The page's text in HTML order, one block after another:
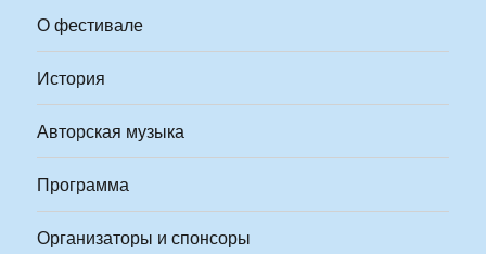
О фестивале
История
Авторская музыка
Программа
Организаторы и спонсоры